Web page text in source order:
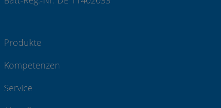
Produkte
Kompetenzen
Service